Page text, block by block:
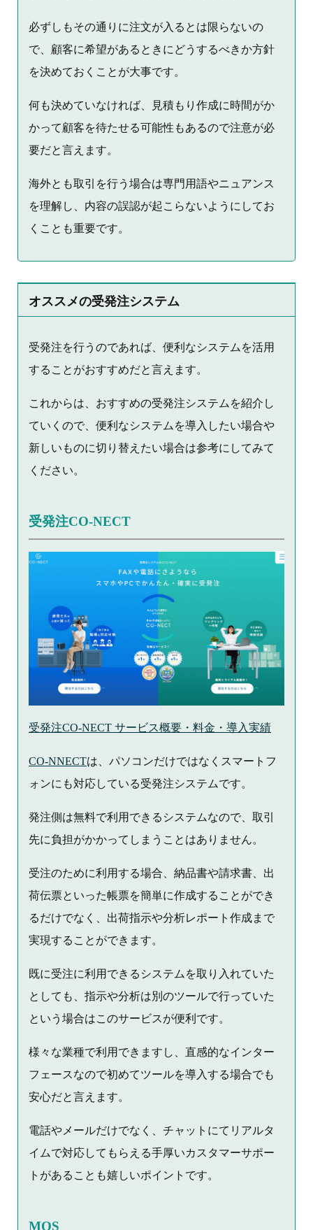
必ずしもその通りに注文が入るとは限らないの
で、顧客に希望があるときにどうするべきか方針
を決めておくことが大事です。
何も決めていなければ、見積もり作成に時間がか
かって顧客を待たせる可能性もあるので注意が必
要だと言えます。
海外とも取引を行う場合は専門用語やニュアンス
を理解し、内容の誤認が起こらないようにしてお
くことも重要です。
オススメの受発注システム
受発注を行うのであれば、便利なシステムを活用
することがおすすめだと言えます。
これからは、おすすめの受発注システムを紹介し
ていくので、便利なシステムを導入したい場合や
新しいものに切り替えたい場合は参考にしてみて
ください。
受発注CO-NECT
受発注CO-NECT サービス概要・料金・導入実績
CO-NNECTは、パソコンだけではなくスマートフ
ォンにも対応している受発注システムです。
発注側は無料で利用できるシステムなので、取引
先に負担がかかってしまうことはありません。
受注のために利用する場合、納品書や請求書、出
荷伝票といった帳票を簡単に作成することができ
るだけでなく、出荷指示や分析レポート作成まで
実現することができます。
既に受注に利用できるシステムを取り入れていた
としても、指示や分析は別のツールで行っていた
という場合はこのサービスが便利です。
様々な業種で利用できますし、直感的なインター
フェースなので初めてツールを導入する場合でも
安心だと言えます。
電話やメールだけでなく、チャットにてリアルタ
イムで対応してもらえる手厚いカスタマーサポー
トがあることも嬉しいポイントです。
MOS